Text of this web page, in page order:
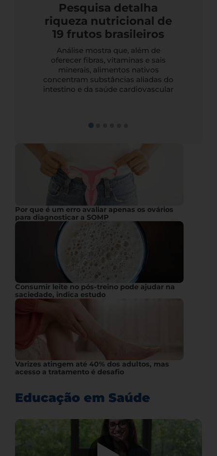
Pesquisa detalha
riqueza nutricional de
19 frutos brasileiros
Análise mostra que, além de
oferecer fibras, vitaminas e sais
minerais, alimentos nativos
concentram substâncias aliadas do
intestino e da saúde cardiovascular
Por que é um erro avaliar apenas os ovários
para diagnosticar a SOMP
Consumir leite no pós-treino pode ajudar na
saciedade, indica estudo
Varizes atingem até 40% dos adultos, mas
acesso a tratamento é desafio
Educação em Saúde